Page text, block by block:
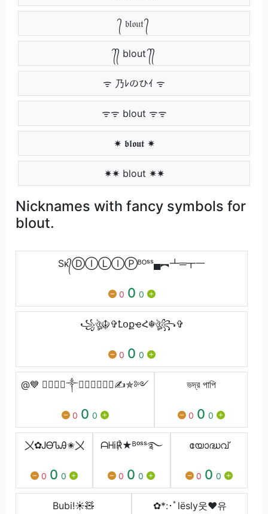
᭄ 𝔟𝔩𝔬𝔲𝔱 ᭄
᭄᭄ blout ᭄᭄
ᯤ 乃ﾚのひｲ ᯤ
ᯤᯤ blout ᯤᯤ
✷ 𝖇𝖑𝖔𝖚𝖙 ✷
✷✷ blout ✷✷
Nicknames with fancy symbols for
blout.
Sᴋ᭄ⒹⒾⓁⒾⓅᴮᴼˢˢ▄︻┻═┳一
0 0 0
꧁ঔৣ☬✞ꝈօքҽՀ☬ঔৣ꧂✞
0 0 0
@💙 ⃢🇷𝐅𝐂༒❦𝑺𝒂𝒉𝒊𝒍✍✯༻
0 0 0
ভদ্র পাপি
0 0 0
〤✿ᎫᎾᏖᎯ✬〤
0 0 0
ᗩᕼi℟★ᴮᵒˢˢ࿐
0 0 0
യോദ്ധവ്
0 0 0
Bubi!☀️🧸 ✿*:･ﾟlësly웃❤유